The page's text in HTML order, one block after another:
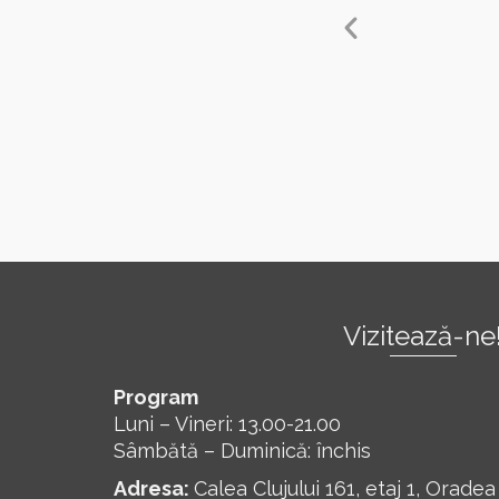
Vizitează-
Program
Luni – Vineri: 13.00-21.00
Sâmbătă – Duminică: închis
Adresa: Calea Clujului 161, etaj 1, Oradea